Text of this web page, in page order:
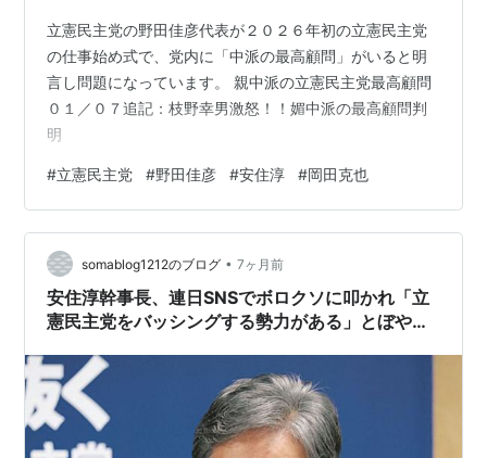
立憲民主党の野田佳彦代表が２０２６年初の立憲民主党
の仕事始め式で、党内に「中派の最高顧問」がいると明
言し問題になっています。 親中派の立憲民主党最高顧問
０１／０７追記：枝野幸男激怒！！媚中派の最高顧問判
明
#立憲民主党 #野田佳彦 #安住淳 #岡田克也
somablog1212のブログ • 7ヶ月前
安住淳幹事長、連日SNSでボロクソに叩かれ「立
憲民主党をバッシングする勢力がある」とぼや
すが…